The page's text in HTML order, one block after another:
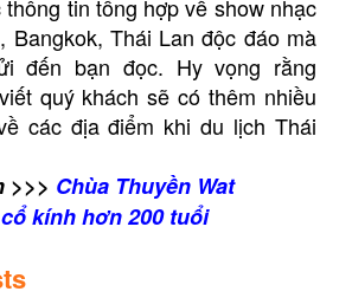
tin tổng hợp về show nhạc
Bangkok, Thái Lan độc đáo mà
đến bạn đọc. Hy vọng rằng
quý khách sẽ có thêm nhiều
các địa điểm khi du lịch Thái
>>> Chùa Thuyền Wat
kính hơn 200 tuổi